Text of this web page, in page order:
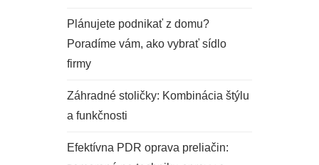
Plánujete podnikať z domu?
Poradíme vám, ako vybrať sídlo
firmy
Záhradné stoličky: Kombinácia štýlu
a funkčnosti
Efektívna PDR oprava preliačin: